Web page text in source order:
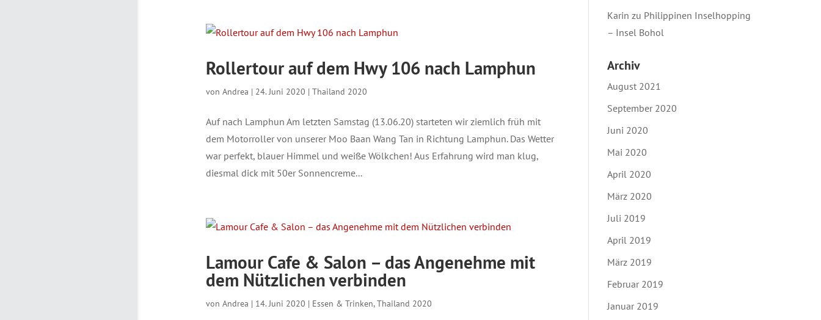
Rollertour auf dem Hwy 106 nach Lamphun
von Andrea | 24. Juni 2020 | Thailand 2020
Auf nach Lamphun Am letzten Samstag (13.06.20) starteten wir ziemlich früh mit
dem Motorroller von unserer Moo Baan Wang Tan in Richtung Lamphun. Das Wetter
war perfekt, blauer Himmel und weiße Wölkchen! Aus Erfahrung wird man klug,
diesmal dick mit 50er Sonnencreme...
Lamour Cafe & Salon – das Angenehme mit
dem Nützlichen verbinden
von Andrea | 14. Juni 2020 | Essen & Trinken,Thailand 2020
Karin zu Philippinen Inselhopping
– Insel Bohol
Archiv
August 2021
September 2020
Juni 2020
Mai 2020
April 2020
März 2020
Juli 2019
April 2019
März 2019
Februar 2019
Januar 2019